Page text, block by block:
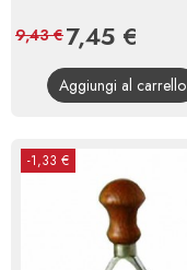
Prezzo
7,45 €
base
9,43 €
Aggiungi al carrello
-1,33 €